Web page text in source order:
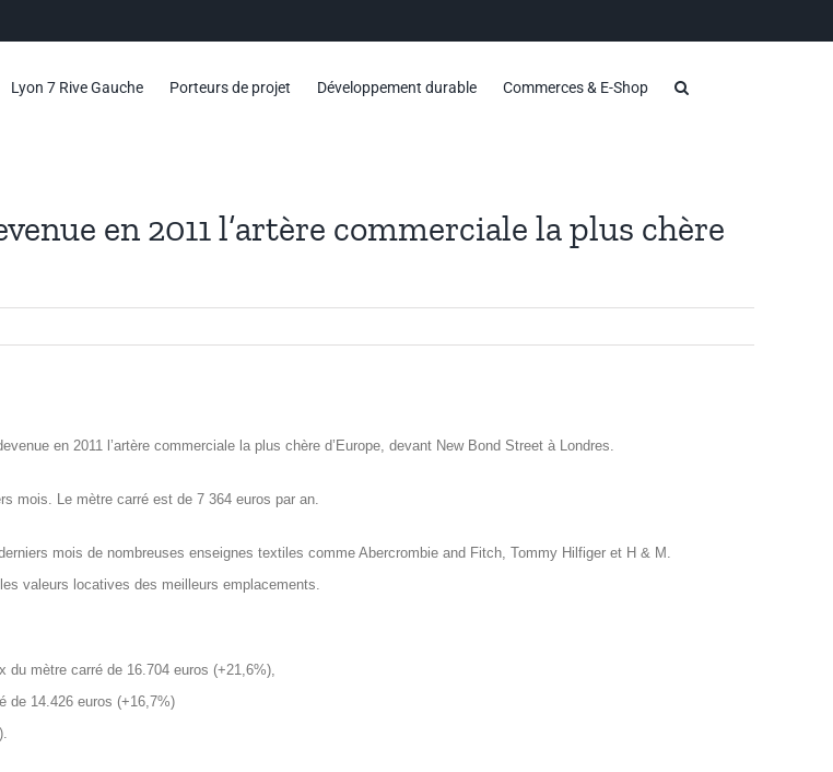
Lyon 7 Rive Gauche Porteurs de projet Développement durable Commerces & E-Shop
en 2011 l’artère commerciale la plus chère
en 2011 l’artère commerciale la plus chère d’Europe, devant New Bond Street à Londres.
mois. Le mètre carré est de 7 364 euros par an.
mois de nombreuses enseignes textiles comme Abercrombie and Fitch, Tommy Hilfiger et H & M.
valeurs locatives des meilleurs emplacements.
du mètre carré de 16.704 euros (+21,6%),
de 14.426 euros (+16,7%)